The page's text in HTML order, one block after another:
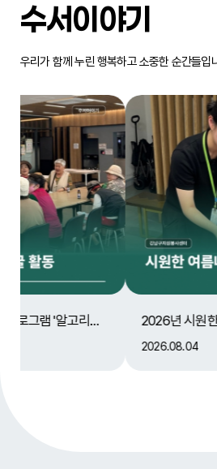
수서이야기
우리가 함께 누린 행복하고 소중한 순간들입
2026년 시원한 여름나기 열무